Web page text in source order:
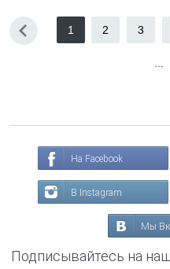
1 2 3
На Facebook
В Instagram
Мы
Подписывайтесь на